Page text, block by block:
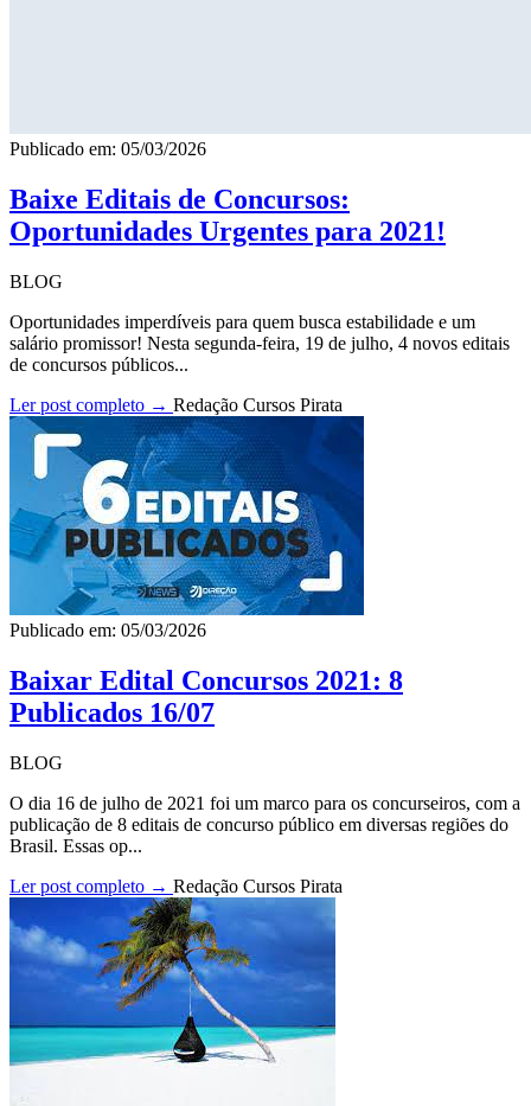
Publicado em: 05/03/2026
Baixe Editais de Concursos:
Oportunidades Urgentes para 2021!
BLOG
Oportunidades imperdíveis para quem busca estabilidade e um
salário promissor! Nesta segunda-feira, 19 de julho, 4 novos editais
de concursos públicos...
Ler post completo → Redação Cursos Pirata
Publicado em: 05/03/2026
Baixar Edital Concursos 2021: 8
Publicados 16/07
BLOG
O dia 16 de julho de 2021 foi um marco para os concurseiros, com a
publicação de 8 editais de concurso público em diversas regiões do
Brasil. Essas op...
Ler post completo → Redação Cursos Pirata